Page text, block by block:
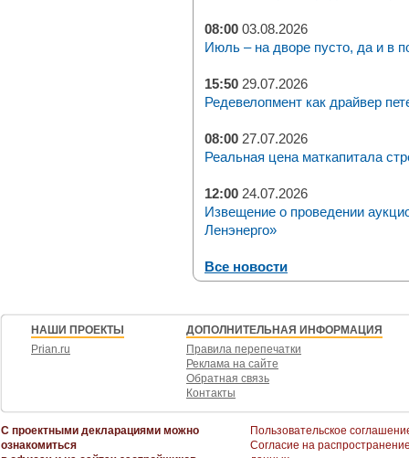
08:00 03.08.2026
Июль – на дворе пусто, да и в
15:50 29.07.2026
Редевелопмент как драйвер
08:00 27.07.2026
Реальная цена маткапитала
12:00 24.07.2026
Извещение о проведении
Ленэнерго»
Все новости
НАШИ ПРОЕКТЫ
Prian.ru
ДОПОЛНИТЕЛЬНАЯ ИНФОРМАЦИЯ
Правила перепечатки
Реклама на сайте
Обратная связь
Контакты
С проектными декларациями можно
ознакомиться
Пользовательское
Согласие на